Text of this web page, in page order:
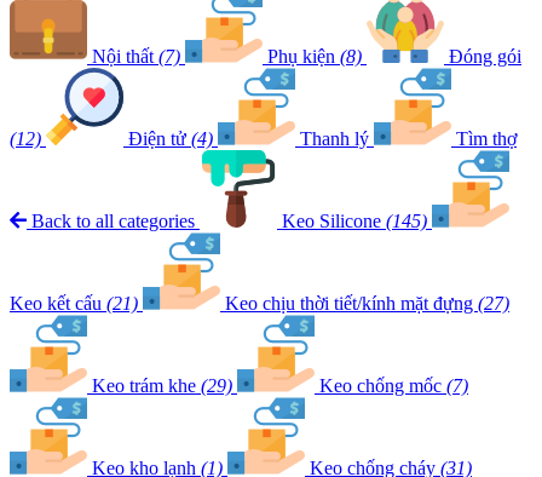
Nội thất (7) Phụ kiện (8) Đóng gói
(12) Điện tử (4) Thanh lý Tìm thợ
Back to all categories Keo Silicone (145)
Keo kết cấu (21) Keo chịu thời tiết/kính mặt đựng (27)
Keo trám khe (29) Keo chống mốc (7)
Keo kho lạnh (1) Keo chống cháy (31)